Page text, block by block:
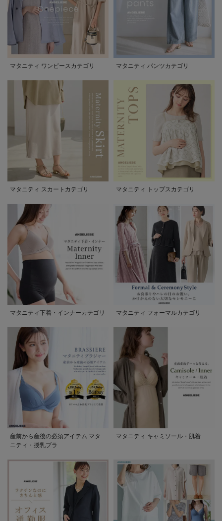
マタニティ ワンピースカテゴリ マタニティ パンツカテゴリ
マタニティ スカートカテゴリ マタニティ トップスカテゴリ
マタニティ下着・インナーカテゴリ マタニティ フォーマルカテゴリ
産前から産後の必須アイテム マタ
ニティ・授乳ブラ
マタニティ キャミソール・肌着